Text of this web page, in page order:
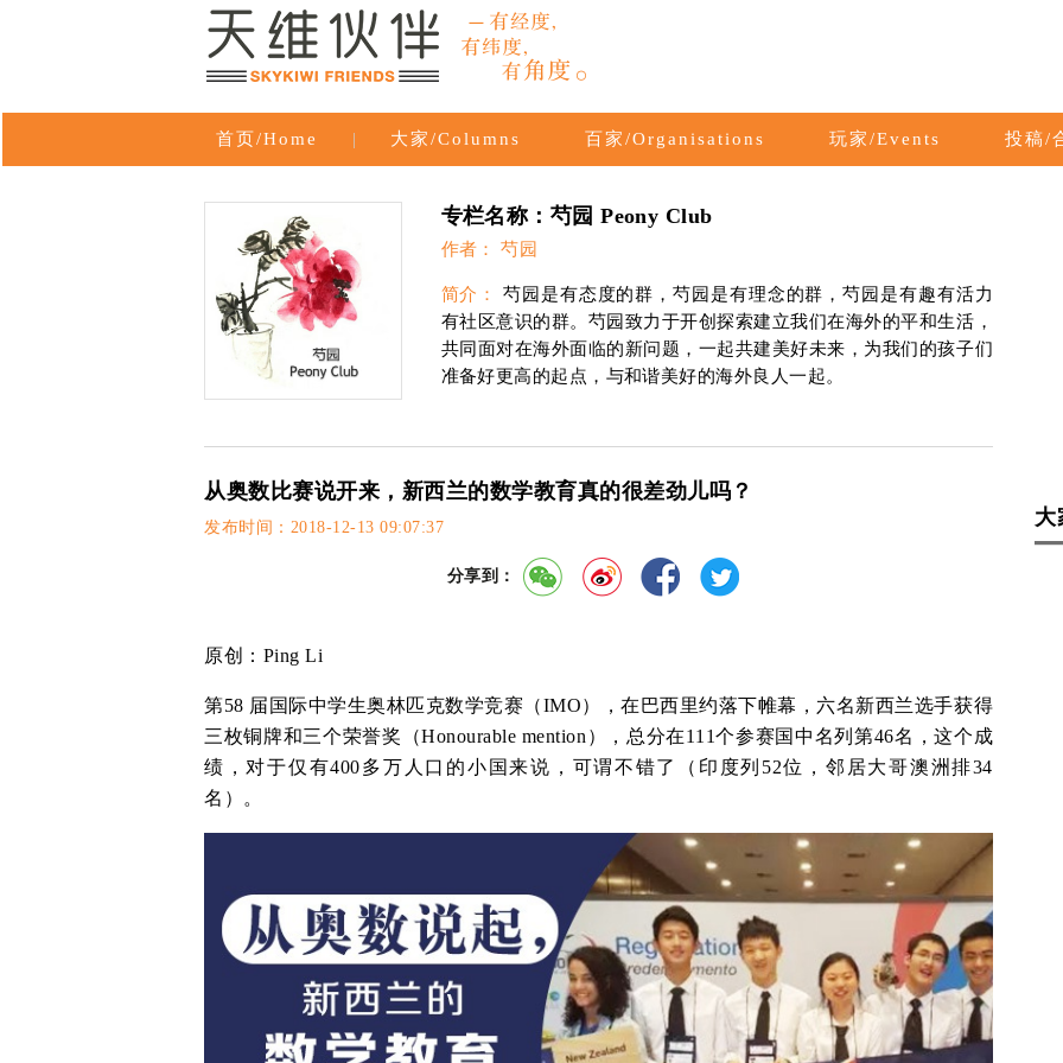
首页/Home | 大家/Columns 百家/Organisations 玩家/Events 投稿/
专栏名称：芍园 Peony Club
作者： 芍园
简介：
芍园是有态度的群，芍园是有理念的群，芍园是有趣有活力
有社区意识的群。芍园致力于开创探索建立我们在海外的平和生活，
共同面对在海外面临的新问题，一起共建美好未来，为我们的孩子们
准备好更高的起点，与和谐美好的海外良人一起。
从奥数比赛说开来，新西兰的数学教育真的很差劲儿吗？
发布时间：2018-12-13 09:07:37
分享到：
原创：Ping Li
第58 届国际中学生奥林匹克数学竞赛（IMO），在巴西里约落下帷幕，六名新西兰选手获得
三枚铜牌和三个荣誉奖（Honourable mention），总分在111个参赛国中名列第46名，这个成
绩，对于仅有400多万人口的小国来说，可谓不错了（印度列52位，邻居大哥澳洲排34
名）。
大